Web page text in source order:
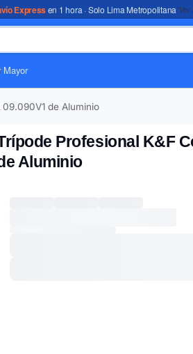
Expressen 1 hora · Solo Lima Metropolitana*Ver
Mayor
de Aluminio
Profesional K&F
Aluminio